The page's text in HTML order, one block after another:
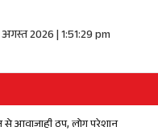
2026 | 1:51:30 pm
से आवाजाही ठप, लोग परेशान